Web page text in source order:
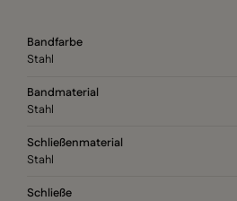
Bandfarbe
Stahl
Bandmaterial
Stahl
Schließenmaterial
Stahl
Schließe